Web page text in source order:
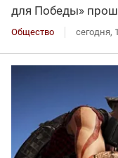
для Победы»
Общество сегодня,